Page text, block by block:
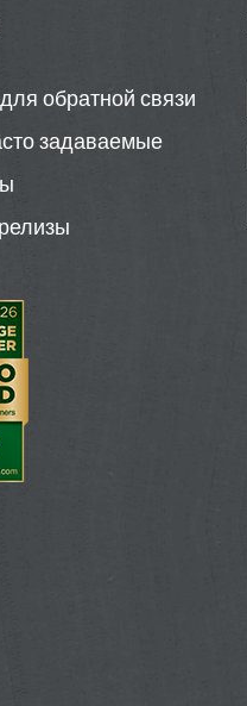
обратной связи
задаваемые